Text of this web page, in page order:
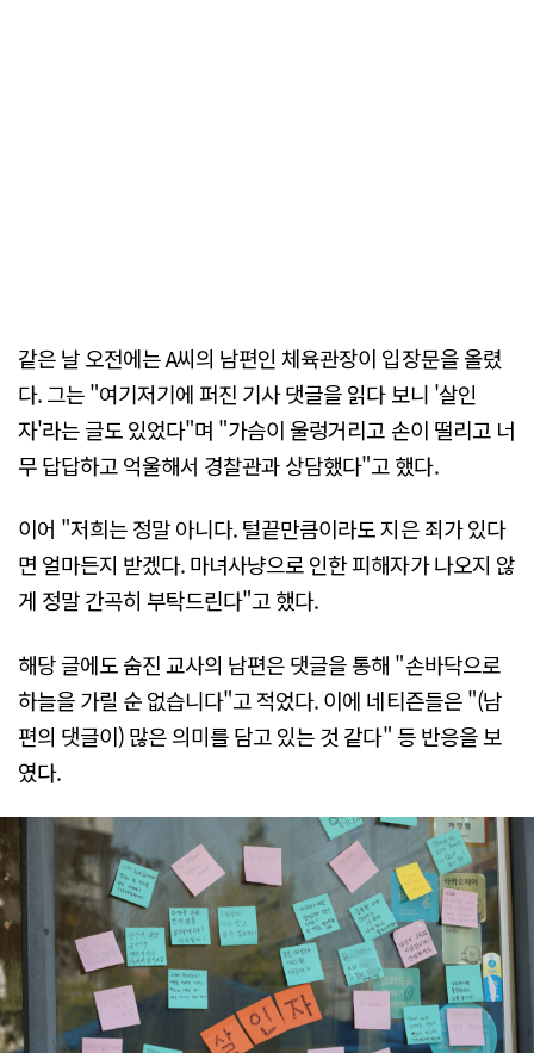
같은 날 오전에는 A씨의 남편인 체육관장이 입장문을 올렸
다. 그는 "여기저기에 퍼진 기사 댓글을 읽다 보니 '살인
자'라는 글도 있었다"며 "가슴이 울렁거리고 손이 떨리고 너
무 답답하고 억울해서 경찰관과 상담했다"고 했다.
이어 "저희는 정말 아니다. 털끝만큼이라도 지은 죄가 있다
면 얼마든지 받겠다. 마녀사냥으로 인한 피해자가 나오지 않
게 정말 간곡히 부탁드린다"고 했다.
해당 글에도 숨진 교사의 남편은 댓글을 통해 "손바닥으로
하늘을 가릴 순 없습니다"고 적었다. 이에 네티즌들은 "(남
편의 댓글이) 많은 의미를 담고 있는 것 같다" 등 반응을 보
였다.